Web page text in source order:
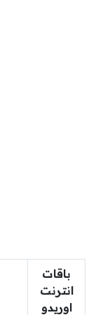
باقات
انترنت
اوريدو